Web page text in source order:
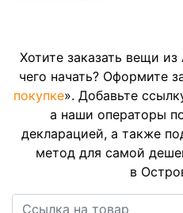
Хотите заказать вещи
чего начать? Оформите
покупке». Добавьте
а наши операторы
декларацией, а также
метод для самой
в